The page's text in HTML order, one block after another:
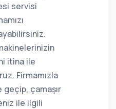
servisi
itina ile
Firmamızla
çamaşır
ile ilgili